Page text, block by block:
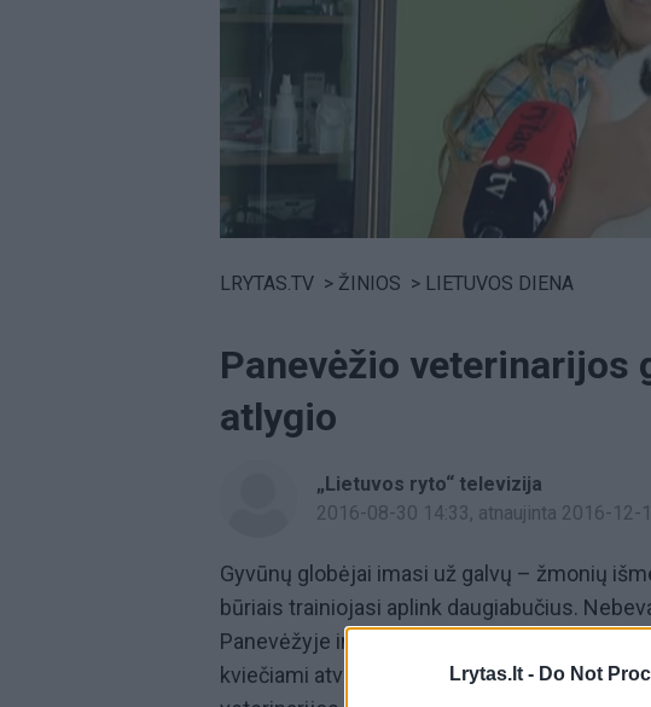
Lrytas.lt - Do Not
LRYTAS.TV > ŽINIOS > LIETUVOS DIENA
Panevėžio veterinarijos
atlygio
„Lietuvos ryto“ televizija
2016-08-30 14:33, atnaujinta 2016-12-
Gyvūnų globėjai imasi už galvų – žmonių
būriais trainiojasi aplink daugiabučius.
Panevėžyje imtasi reguliuoti neįprasta
kviečiami atvežti priklydusias ar prie